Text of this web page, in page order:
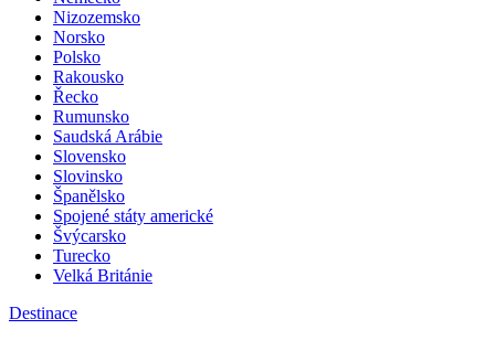
Nizozemsko
Norsko
Polsko
Rakousko
Řecko
Rumunsko
Saudská Arábie
Slovensko
Slovinsko
Španělsko
Spojené státy americké
Švýcarsko
Turecko
Velká Británie
Destinace